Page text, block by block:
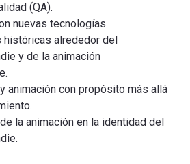
(QA).
nuevas tecnologías
históricas alrededor del
y de la animación
animación con propósito más allá
la animación en la identidad del